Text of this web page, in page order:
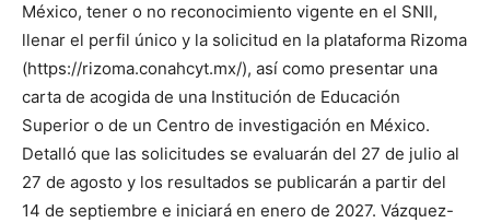
México, tener o no reconocimiento vigente en el SNII,
llenar el perfil único y la solicitud en la plataforma Rizoma
(https://rizoma.conahcyt.mx/), así como presentar una
carta de acogida de una Institución de Educación
Superior o de un Centro de investigación en México.
Detalló que las solicitudes se evaluarán del 27 de julio al
27 de agosto y los resultados se publicarán a partir del
14 de septiembre e iniciará en enero de 2027. Vázquez-